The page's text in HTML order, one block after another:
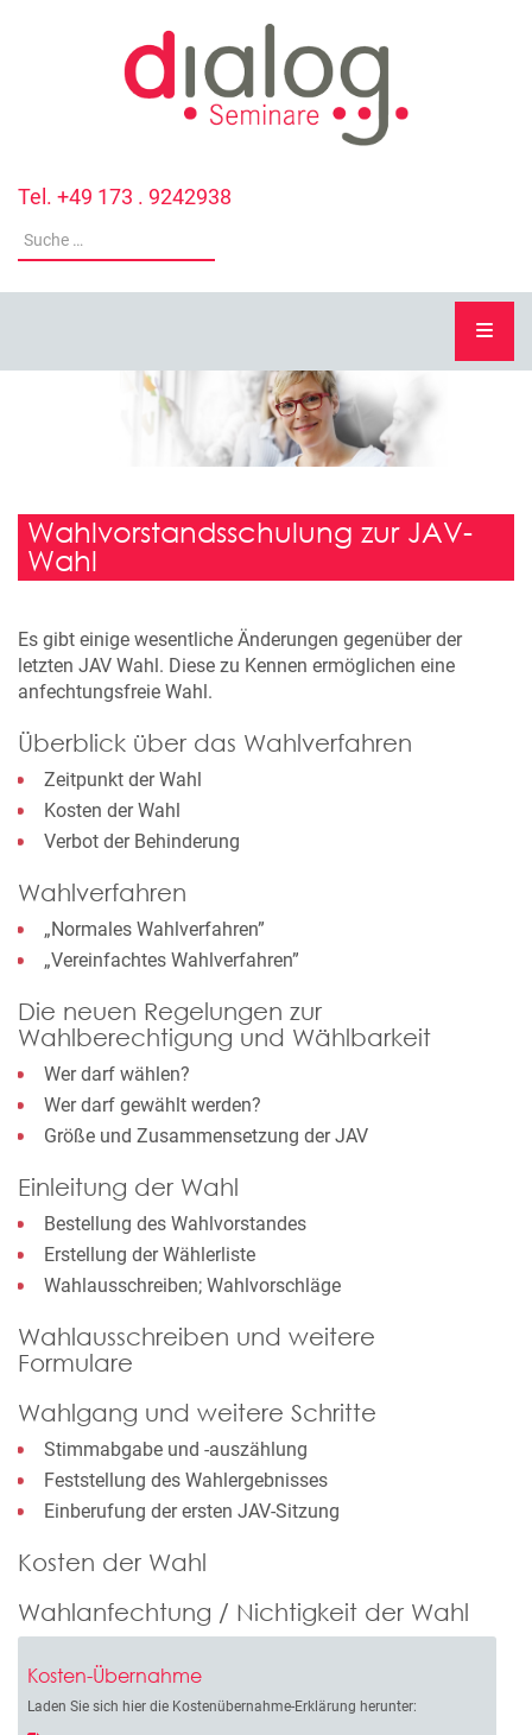
Tel. +49 173 . 9242938
Wahlvorstandsschulung zur JAV-
Wahl
Es gibt einige wesentliche Änderungen gegenüber der
letzten JAV Wahl. Diese zu Kennen ermöglichen eine
anfechtungsfreie Wahl.
Überblick über das Wahlverfahren
Zeitpunkt der Wahl
Kosten der Wahl
Verbot der Behinderung
Wahlverfahren
„Normales Wahlverfahren”
„Vereinfachtes Wahlverfahren”
Die neuen Regelungen zur
Wahlberechtigung und Wählbarkeit
Wer darf wählen?
Wer darf gewählt werden?
Größe und Zusammensetzung der JAV
Einleitung der Wahl
Bestellung des Wahlvorstandes
Erstellung der Wählerliste
Wahlausschreiben; Wahlvorschläge
Wahlausschreiben und weitere
Formulare
Wahlgang und weitere Schritte
Stimmabgabe und -auszählung
Feststellung des Wahlergebnisses
Einberufung der ersten JAV-Sitzung
Kosten der Wahl
Wahlanfechtung / Nichtigkeit der Wahl
Kosten-Übernahme
Laden Sie sich hier die Kostenübernahme-Erklärung herunter: